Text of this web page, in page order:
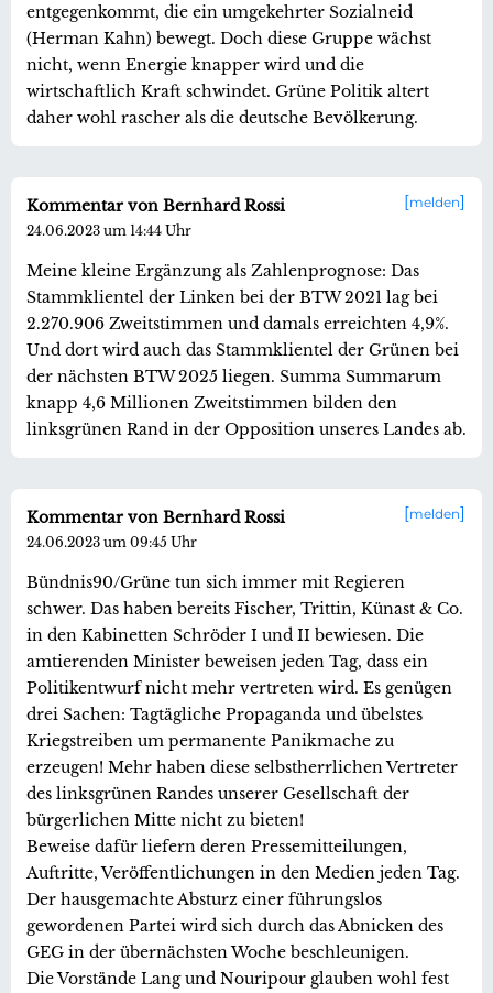
entgegenkommt, die ein umgekehrter Sozialneid
(Herman Kahn) bewegt. Doch diese Gruppe wächst
nicht, wenn Energie knapper wird und die
wirtschaftlich Kraft schwindet. Grüne Politik altert
daher wohl rascher als die deutsche Bevölkerung.
melden
Kommentar von Bernhard Rossi
24.06.2023 um 14:44 Uhr
Meine kleine Ergänzung als Zahlenprognose: Das
Stammklientel der Linken bei der BTW 2021 lag bei
2.270.906 Zweitstimmen und damals erreichten 4,9%.
Und dort wird auch das Stammklientel der Grünen bei
der nächsten BTW 2025 liegen. Summa Summarum
knapp 4,6 Millionen Zweitstimmen bilden den
linksgrünen Rand in der Opposition unseres Landes ab.
melden
Kommentar von Bernhard Rossi
24.06.2023 um 09:45 Uhr
Bündnis90/Grüne tun sich immer mit Regieren
schwer. Das haben bereits Fischer, Trittin, Künast & Co.
in den Kabinetten Schröder I und II bewiesen. Die
amtierenden Minister beweisen jeden Tag, dass ein
Politikentwurf nicht mehr vertreten wird. Es genügen
drei Sachen: Tagtägliche Propaganda und übelstes
Kriegstreiben um permanente Panikmache zu
erzeugen! Mehr haben diese selbstherrlichen Vertreter
des linksgrünen Randes unserer Gesellschaft der
bürgerlichen Mitte nicht zu bieten!
Beweise dafür liefern deren Pressemitteilungen,
Auftritte, Veröffentlichungen in den Medien jeden Tag.
Der hausgemachte Absturz einer führungslos
gewordenen Partei wird sich durch das Abnicken des
GEG in der übernächsten Woche beschleunigen.
Die Vorstände Lang und Nouripour glauben wohl fest